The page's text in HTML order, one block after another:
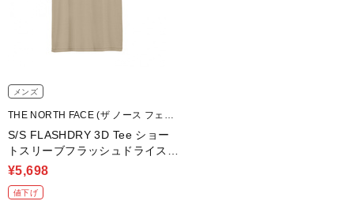
メンズ
THE NORTH FACE (ザ ノース フェイ
ス)
S/S FLASHDRY 3D Tee ショー
トスリーブフラッシュドライスリ
ーディーティー
¥5,698
値下げ